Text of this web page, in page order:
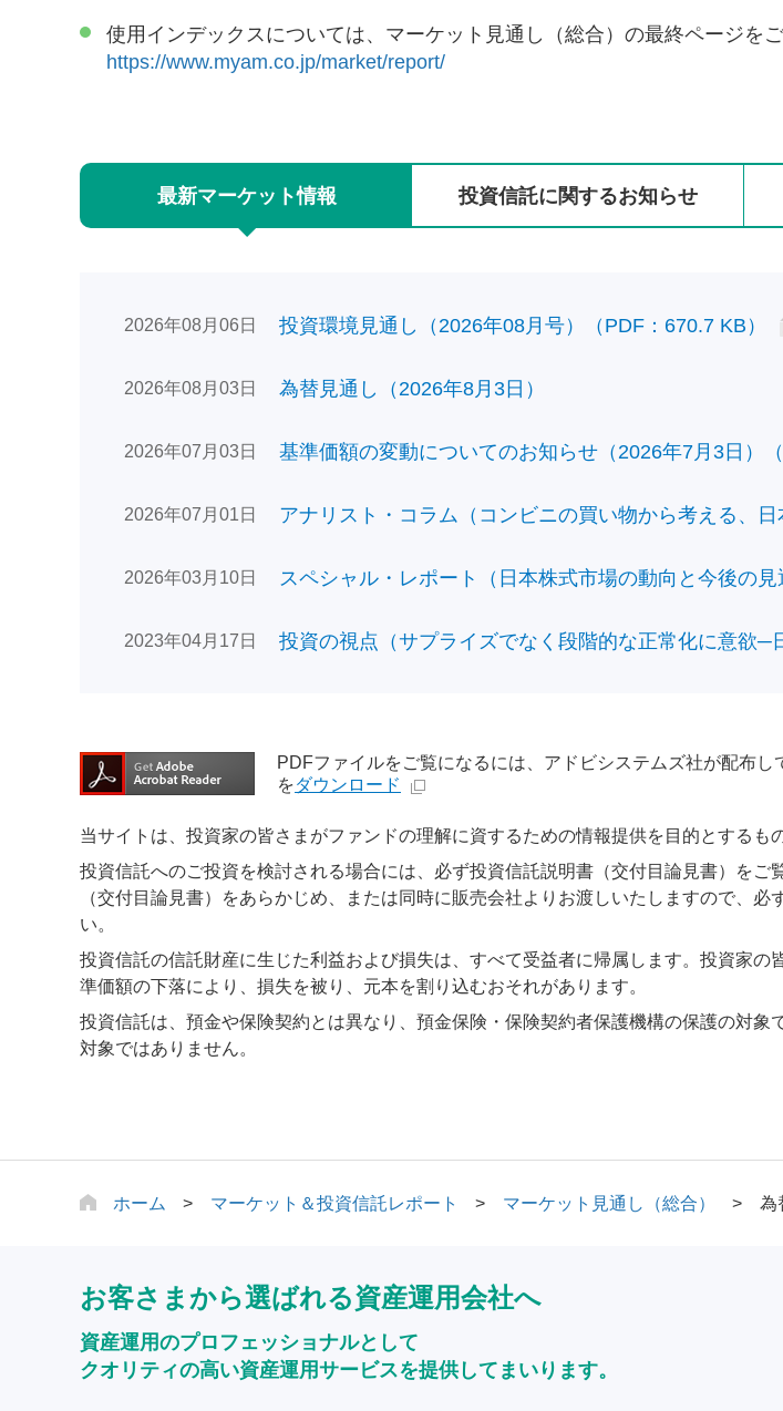
使用インデックスについては、マーケット見通し（総合）の最終ページをご
https://www.myam.co.jp/market/report/
最新マーケット情報 投資信託に関するお知らせ
2026年08月06日 投資環境見通し（2026年08月号）（PDF：670.7 KB）
2026年08月03日 為替見通し（2026年8月3日）
2026年07月03日 基準価額の変動についてのお知らせ（2026年7月3日）（
2026年07月01日 アナリスト・コラム（コンビニの買い物から考える、
2026年03月10日 スペシャル・レポート（日本株式市場の動向と今後の
2023年04月17日 投資の視点（サプライズでなく段階的な正常化に意欲─
PDFファイルをご覧になるには、アドビシステムズ社が配布
をダウンロード
当サイトは、投資家の皆さまがファンドの理解に資するための情報提供を目的とするも
投資信託へのご投資を検討される場合には、必ず投資信託説明書（交付目論見書）を
（交付目論見書）をあらかじめ、または同時に販売会社よりお渡しいたしますので、
い。
投資信託の信託財産に生じた利益および損失は、すべて受益者に帰属します。投資家
準価額の下落により、損失を被り、元本を割り込むおそれがあります。
投資信託は、預金や保険契約とは異なり、預金保険・保険契約者保護機構の保護の対
対象ではありません。
ホーム マーケット＆投資信託レポート マーケット見通し（総合） 為
お客さまから選ばれる資産運用会社へ
資産運用のプロフェッショナルとして
クオリティの高い資産運用サービスを提供してまいります。